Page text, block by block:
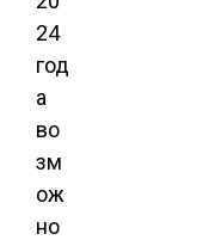
24
год
а
во
зм
ож
но